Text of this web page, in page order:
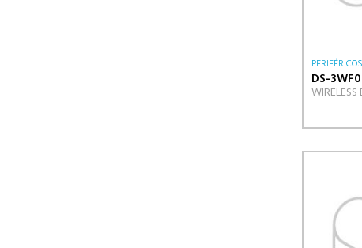
PERIFÉRICOS
DS-